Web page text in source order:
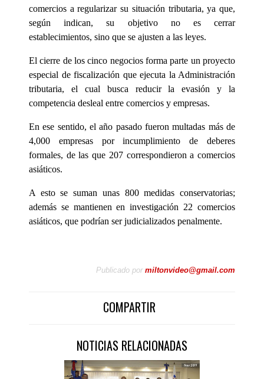
comercios a regularizar su situación tributaria, ya que,
según indican, su objetivo no es cerrar
establecimientos, sino que se ajusten a las leyes.
El cierre de los cinco negocios forma parte un proyecto
especial de fiscalización que ejecuta la Administración
tributaria, el cual busca reducir la evasión y la
competencia desleal entre comercios y empresas.
En ese sentido, el año pasado fueron multadas más de
4,000 empresas por incumplimiento de deberes
formales, de las que 207 correspondieron a comercios
asiáticos.
A esto se suman unas 800 medidas conservatorias;
además se mantienen en investigación 22 comercios
asiáticos, que podrían ser judicializados penalmente.
Publicado por miltonvideo@gmail.com
COMPARTIR
NOTICIAS RELACIONADAS